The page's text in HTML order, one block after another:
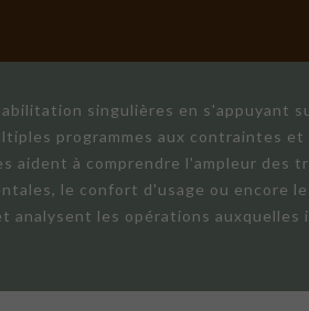
singulières en s'appuyant
programmes aux contraintes
à comprendre l'ampleur des
le confort d'usage ou encore
analysent les opérations auxquelles